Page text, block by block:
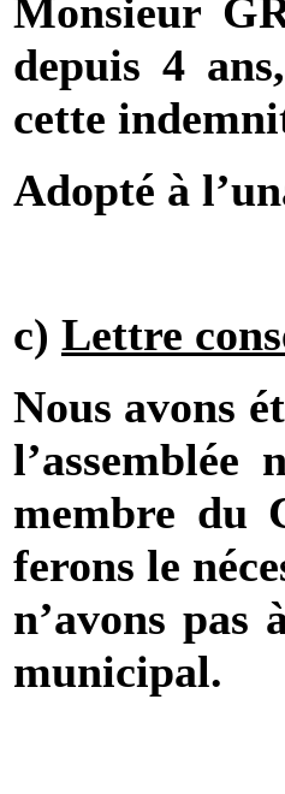
Monsieur
depuis 4
cette
Adopté à
c) Lettre
Nous avons
membre du
ferons le
n’avons pas
municipal.